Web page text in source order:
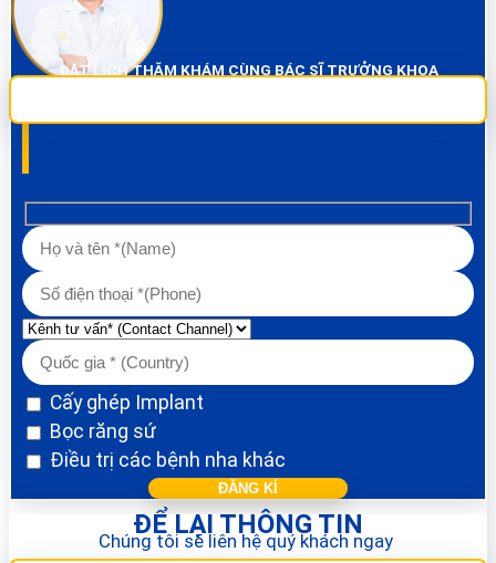
ĐẶT LỊCH THĂM KHÁM CÙNG BÁC SĨ TRƯỞNG KHOA
Cấy ghép Implant
Bọc răng sứ
Điều trị các bệnh nha khác
ĐỂ LẠI THÔNG TIN
Chúng tôi sẽ liên hệ quý khách ngay